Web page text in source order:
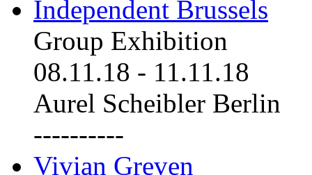
Independent Brussels
Group Exhibition
08.11.18 - 11.11.18
Aurel Scheibler Berlin
----------
Vivian Greven